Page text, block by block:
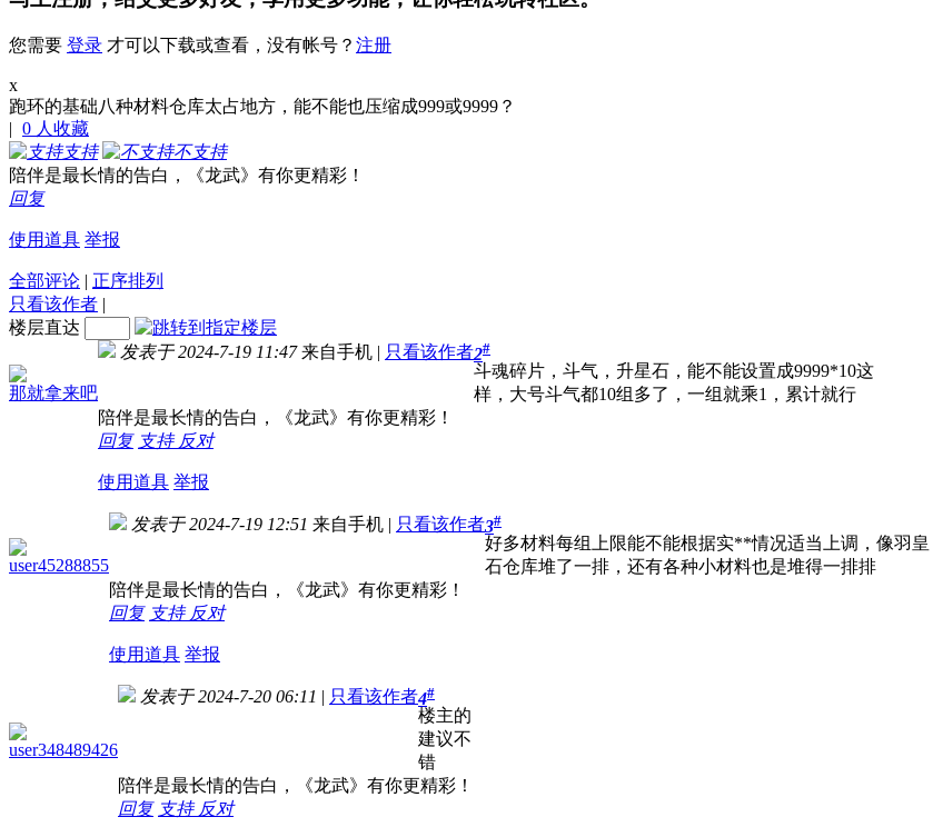
您需要 登录 才可以下载或查看，没有帐号？ 注册
x
跑环的基础八种材料仓库太占地方，能不能也压缩成999或9999？
| 0 人收藏
支持
不支持
陪伴是最长情的告白，《龙武》有你更精彩！
回复
使用道具 举报
全部评论 | 正序排列
只看该作者 |
楼层直达
那就拿来吧
发表于 2024-7-19 11:47 来自手机 | 只看该作者2#
斗魂碎片，斗气，升星石，能不能设置成9999*10这
样，大号斗气都10组多了，一组就乘1，累计就行
陪伴是最长情的告白，《龙武》有你更精彩！
回复 支持 反对
使用道具 举报
user45288855
发表于 2024-7-19 12:51 来自手机 | 只看该作者3#
好多材料每组上限能不能根据实**情况适当上调，像羽皇
石仓库堆了一排，还有各种小材料也是堆得一排排
陪伴是最长情的告白，《龙武》有你更精彩！
回复 支持 反对
使用道具 举报
user348489426
发表于 2024-7-20 06:11 | 只看该作者4#
楼主的
建议不
错
陪伴是最长情的告白，《龙武》有你更精彩！
回复 支持 反对